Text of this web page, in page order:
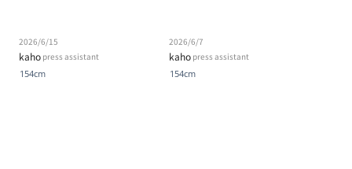
kaho press assistant
2026/6/15
154cm
kaho press assistant
2026/6/7
154cm